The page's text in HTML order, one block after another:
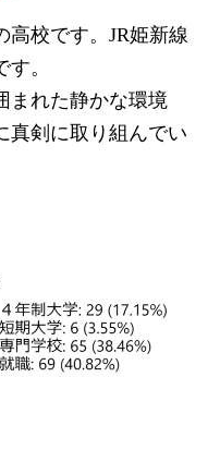
高校です。JR姫新線
。
まれた静かな環境
真剣に取り組んでい